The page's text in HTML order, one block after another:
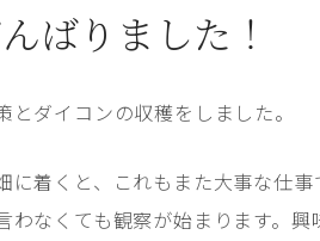
ばりました！
ダイコンの収穫をしました。
に着くと、これもまた大事な仕
わなくても観察が始まります。